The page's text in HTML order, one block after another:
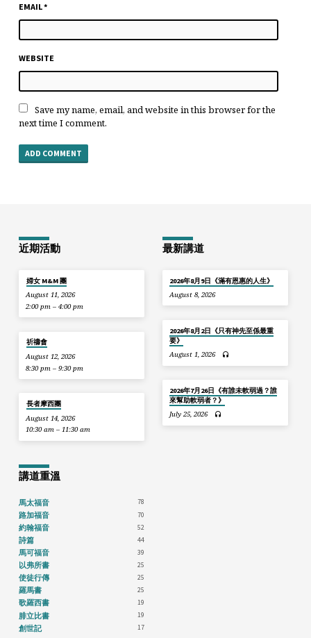
EMAIL*
WEBSITE
Save my name, email, and website in this browser for the
next time I comment.
近期活動
婦女 M&M 團
August 11, 2026
2:00 pm – 4:00 pm
祈禱會
August 12, 2026
8:30 pm – 9:30 pm
長者摩西團
August 14, 2026
10:30 am – 11:30 am
最新講道
2026年8月9日《滿有恩惠的人生》
August 8, 2026
2026年8月2日《只有神先至係最重
要》
August 1, 2026
2026年7月26日《有誰未軟弱過？誰
來幫助軟弱者？》
July 25, 2026
講道重溫
馬太福音 78
路加福音 70
約翰福音 52
詩篇 44
馬可福音 39
以弗所書 25
使徒行傳 25
羅馬書 25
歌羅西書 19
腓立比書 19
創世記 17